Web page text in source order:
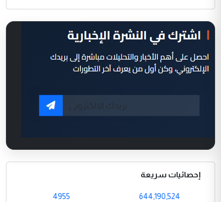
إحصائيات سريعة
644,190,524
4955